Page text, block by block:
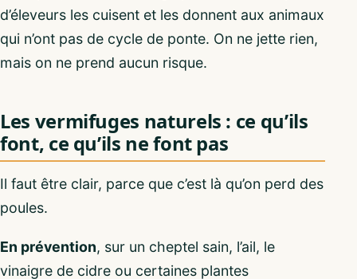
d’éleveurs les cuisent et les donnent aux animaux
qui n’ont pas de cycle de ponte. On ne jette rien,
mais on ne prend aucun risque.
Les vermifuges naturels : ce qu’ils
font, ce qu’ils ne font pas
Il faut être clair, parce que c’est là qu’on perd des
poules.
En prévention, sur un cheptel sain, l’ail, le
vinaigre de cidre ou certaines plantes